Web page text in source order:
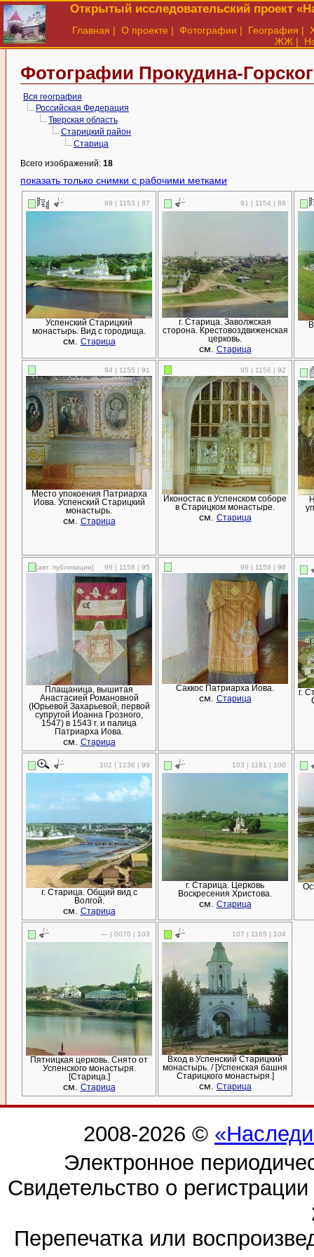
Открытый исследовательский проект
Главная | О проекте | Фотографии | География |
ЖЖ |
Фотографии Прокудина-
Вся география
Российская Федерация
Тверская область
Старицкий район
Старица
Всего изображений: 18
показать только снимки с рабочими метками
89 | 1153 | 87
Успенский Старицкий
монастырь. Вид с городища.
см. Старица
91 | 1154 | 88
г. Старица. Заволжская
сторона. Крестовоздвиженская
церковь.
см. Старица
94 | 1155 | 91
Место упокоения Патриарха
Иова. Успенский Старицкий
монастырь.
см. Старица
95 | 1156 | 92
Иконостас в Успенском соборе
в Старицком монастыре.
см. Старица
[авт. публикации] 98 | 1158 | 95
Плащаница, вышитая
Анастасией Романовной
(Юрьевой Захарьевой, первой
супругой Иоанна Грозного,
1547) в 1543 г. и палица
Патриарха Иова.
см. Старица
99 | 1159 | 96
Саккос Патриарха Иова.
см. Старица
г.
102 | 1236 | 99
г. Старица. Общий вид с
Волгой.
см. Старица
103 | 1161 | 100
г. Старица. Церковь
Воскресения Христова.
см. Старица
— | 0070 | 103
Пятницкая церковь. Снято от
Успенского монастыря.
[Старица.]
см. Старица
107 | 1165 | 104
Вход в Успенский Старицкий
монастырь. / [Успенская башня
Старицкого монастыря.]
см. Старица
2008-2026 ©
Электронное
Свидетельство о
Перепечатка или